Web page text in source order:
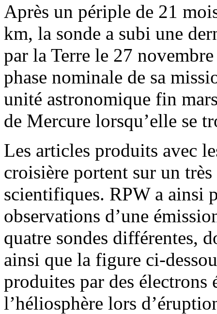
Après un périple de 21
km, la sonde a subi une
par la Terre le 27
phase nominale de sa
unité astronomique fin
de Mercure lorsqu’elle se
Les articles produits avec
croisière portent sur un
scientifiques. RPW a ainsi
observations d’une
quatre sondes différentes,
ainsi que la figure ci-
produites par des électrons
l’héliosphère lors